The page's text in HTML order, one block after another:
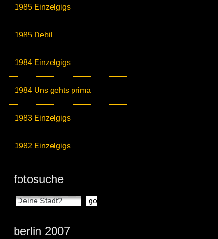
1985 Einzelgigs
1985 Debil
1984 Einzelgigs
1984 Uns gehts prima
1983 Einzelgigs
1982 Einzelgigs
fotosuche
berlin 2007